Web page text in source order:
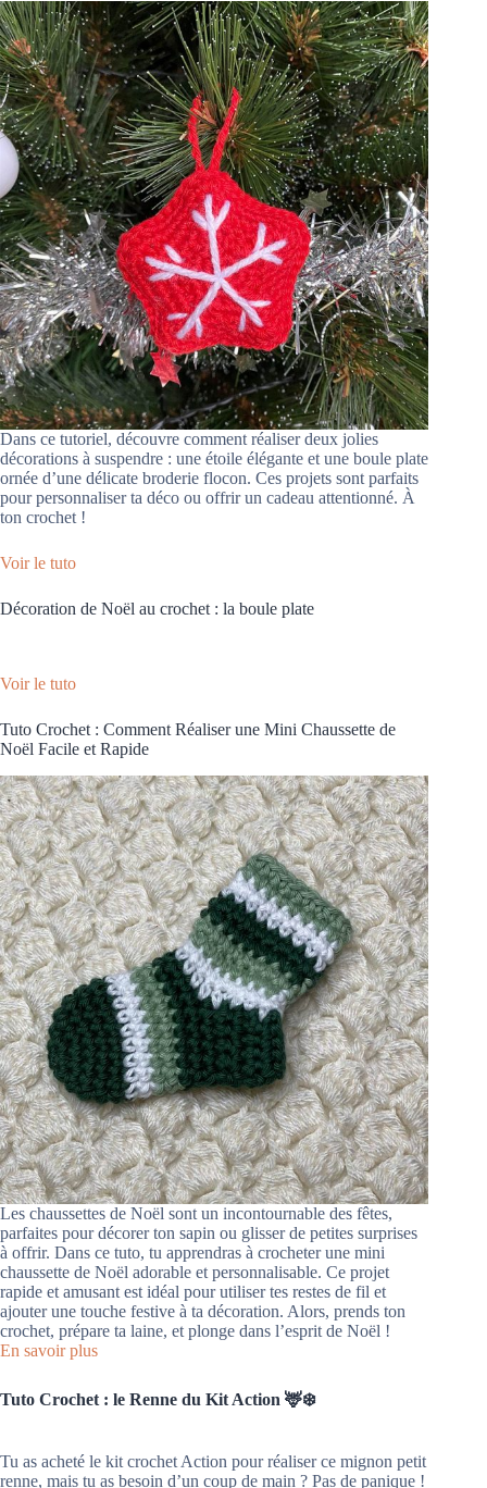
Dans ce tutoriel, découvre comment réaliser deux jolies
décorations à suspendre : une étoile élégante et une boule plate
ornée d’une délicate broderie flocon. Ces projets sont parfaits
pour personnaliser ta déco ou offrir un cadeau attentionné. À
ton crochet !
Voir le tuto
Décoration de Noël au crochet : la boule plate
Voir le tuto
Tuto Crochet : Comment Réaliser une Mini Chaussette de
Noël Facile et Rapide
Les chaussettes de Noël sont un incontournable des fêtes,
parfaites pour décorer ton sapin ou glisser de petites surprises
à offrir. Dans ce tuto, tu apprendras à crocheter une mini
chaussette de Noël adorable et personnalisable. Ce projet
rapide et amusant est idéal pour utiliser tes restes de fil et
ajouter une touche festive à ta décoration. Alors, prends ton
crochet, prépare ta laine, et plonge dans l’esprit de Noël !
En savoir plus
Tuto Crochet : le Renne du Kit Action 🦌❄️
Tu as acheté le kit crochet Action pour réaliser ce mignon petit
renne, mais tu as besoin d’un coup de main ? Pas de panique !